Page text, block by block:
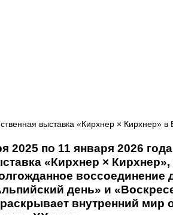
выставка «Кирхнер × Кирхнер»
2025 по 11 января 2026
«Кирхнер ×
день» и
внутренний мир